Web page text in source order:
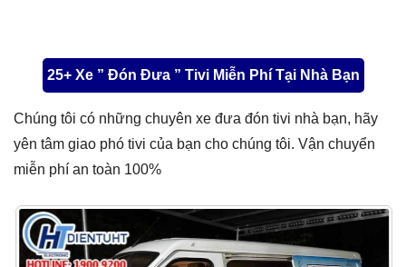
25+ Xe ” Đón Đưa ” Tivi Miễn Phí Tại Nhà Bạn
Chúng tôi có những chuyên xe đưa đón tivi nhà bạn, hãy
yên tâm giao phó tivi của bạn cho chúng tôi. Vận chuyển
miễn phí an toàn 100%